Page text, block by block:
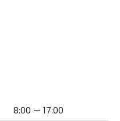
8:00 — 17:00